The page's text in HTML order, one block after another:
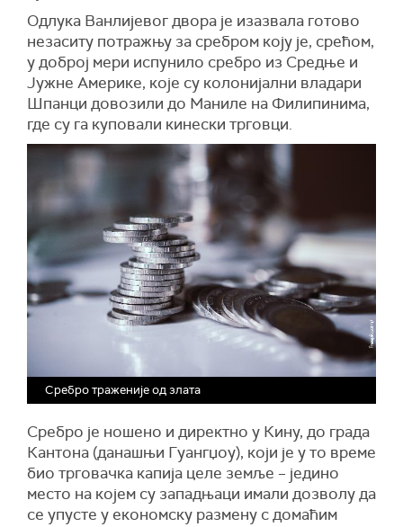
Одлука Ванлијевог двора је изазвала готово
незаситу потражњу за сребром коју је, срећом,
у доброј мери испунило сребро из Средње и
Јужне Америке, које су колонијални владари
Шпанци довозили до Маниле на Филипинима,
где су га куповали кинески трговци.
Сребро траженије од злата
Сребро је ношено и директно у Кину, до града
Кантона (данашњи Гуангџоу), који је у то време
био трговачка капија целе земље – једино
место на којем су западњаци имали дозволу да
се упусте у економску размену с домаћим